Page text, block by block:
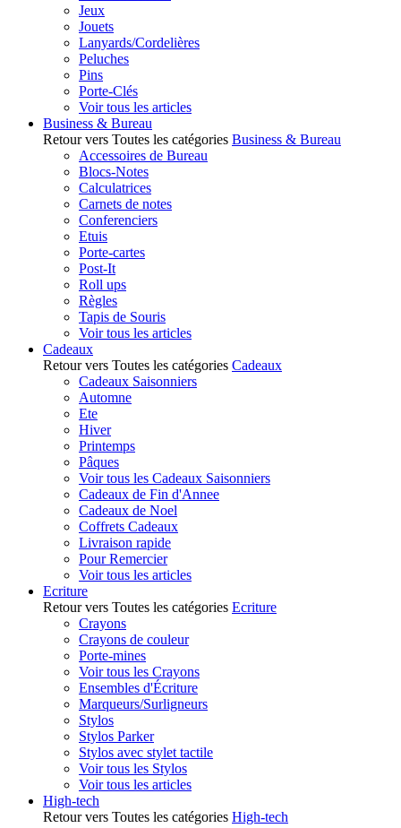
Jeux
Jouets
Lanyards/Cordelières
Peluches
Pins
Porte-Clés
Voir tous les articles
Business & Bureau
Retour vers Toutes les catégories Business & Bureau
Accessoires de Bureau
Blocs-Notes
Calculatrices
Carnets de notes
Conferenciers
Etuis
Porte-cartes
Post-It
Roll ups
Règles
Tapis de Souris
Voir tous les articles
Cadeaux
Retour vers Toutes les catégories Cadeaux
Cadeaux Saisonniers
Automne
Ete
Hiver
Printemps
Pâques
Voir tous les Cadeaux Saisonniers
Cadeaux de Fin d'Annee
Cadeaux de Noel
Coffrets Cadeaux
Livraison rapide
Pour Remercier
Voir tous les articles
Ecriture
Retour vers Toutes les catégories Ecriture
Crayons
Crayons de couleur
Porte-mines
Voir tous les Crayons
Ensembles d'Écriture
Marqueurs/Surligneurs
Stylos
Stylos Parker
Stylos avec stylet tactile
Voir tous les Stylos
Voir tous les articles
High-tech
Retour vers Toutes les catégories High-tech